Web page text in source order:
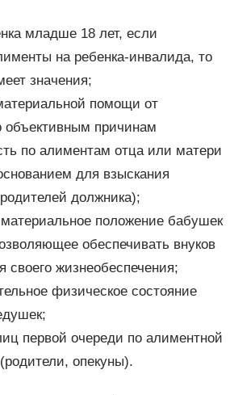
младше 18 лет, если
на ребенка-инвалида, то
значения;
помощи от
объективным причинам
по алиментам отца или матери
для взыскания
должника);
положение бабушек
обеспечивать внуков
своего жизнеобеспечения;
физическое состояние
первой очереди по алиментной
опекуны).